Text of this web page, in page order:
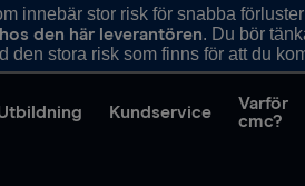
innebär stor risk för snabba
den här leverantören. Du bör
den stora risk som finns för att du
Kundservice
Varför
cmc?